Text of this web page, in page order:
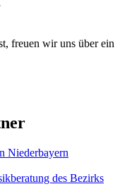
freuen wir uns über ein
Niederbayern
des Bezirks